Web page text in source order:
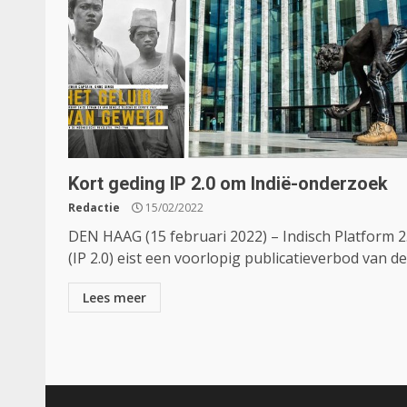
Kort geding IP 2.0 om Indië-onderzoek
Redactie 15/02/2022
DEN HAAG (15 februari 2022) – Indisch Platform
(IP 2.0) eist een voorlopig publicatieverbod van
Lees meer